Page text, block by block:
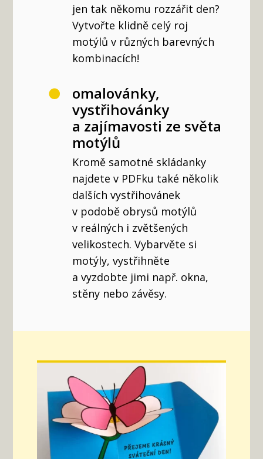
jen tak někomu rozzářit den?
Vytvořte klidně celý roj
motýlů v různých barevných
kombinacích!
omalovánky,
vystřihovánky
a zajímavosti ze světa
motýlů
Kromě samotné skládanky
najdete v PDFku také několik
dalších vystřihovánek
v podobě obrysů motýlů
v reálných i zvětšených
velikostech. Vybarvěte si
motýly, vystřihněte
a vyzdobte jimi např. okna,
stěny nebo závěsy.